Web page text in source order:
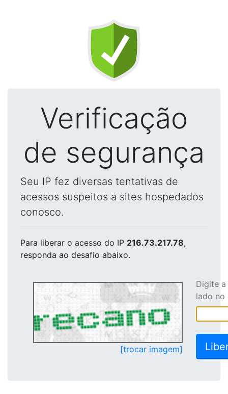
Verificação
de segurança
Seu IP fez diversas tentativas de
acessos suspeitos a sites hospedados
conosco.
Para liberar o acesso do IP 216.73.217.78,
responda ao desafio abaixo.
[trocar imagem]
Digite
lado no